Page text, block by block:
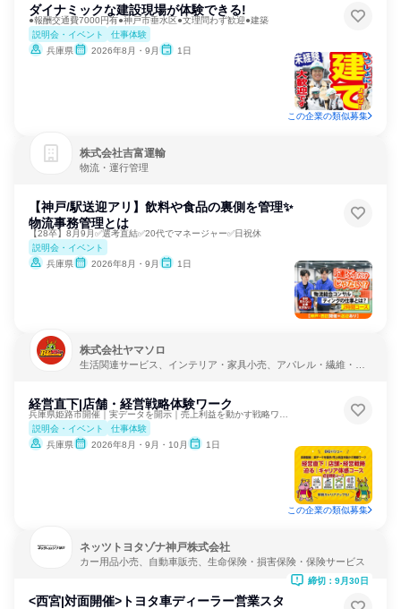
ダイナミックな建設現場が体験できる!
●報酬交通費7000円有●神戸市垂水区●文理問わず歓迎●建築
説明会・イベント
仕事体験
兵庫県
2026年8月・9月 1日
この企業の類似募集
株式会社吉富運輸
物流・運行管理
【神戸/駅送迎アリ】飲料や食品の裏側を管理✨
物流事務管理とは
【28卒】8月9月✅選考直結✅20代でマネージャー✅日祝休
説明会・イベント
兵庫県
2026年8月・9月 1日
株式会社ヤマソロ
生活関連サービス、インテリア・家具小売、アパレル・繊維・ス
経営直下|店舗・経営戦略体験ワーク
説明会・イベント
仕事体験
兵庫県
2026年8月・9月・10月 1日
この企業の類似募集
ネッツトヨタゾナ神戸株式会社
カー用品小売、自動車販売、生命保険・損害保険・保険サービス
<西宮|対面開催>トヨタ車ディーラー営業スタ
締切：9月30日